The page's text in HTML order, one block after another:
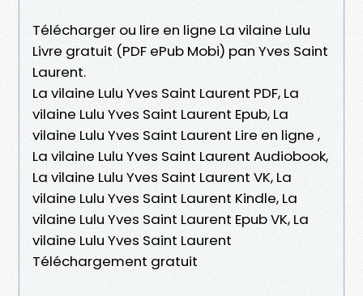
Télécharger ou lire en ligne La vilaine Lulu
Livre gratuit (PDF ePub Mobi) pan Yves Saint
Laurent.
La vilaine Lulu Yves Saint Laurent PDF, La
vilaine Lulu Yves Saint Laurent Epub, La
vilaine Lulu Yves Saint Laurent Lire en ligne ,
La vilaine Lulu Yves Saint Laurent Audiobook,
La vilaine Lulu Yves Saint Laurent VK, La
vilaine Lulu Yves Saint Laurent Kindle, La
vilaine Lulu Yves Saint Laurent Epub VK, La
vilaine Lulu Yves Saint Laurent
Téléchargement gratuit